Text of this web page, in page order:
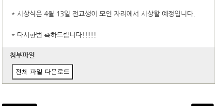
* 시상식은 4월 13일 전교생이 모인 자리에서 시상할 예정입니다.
* 다시한번 축하드립니다!!!!!
첨부파일
전체 파일 다운로드